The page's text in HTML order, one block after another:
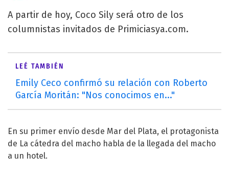
A partir de hoy, Coco Sily será otro de los
columnistas invitados de Primiciasya.com.
LEÉ TAMBIÉN
Emily Ceco confirmó su relación con Roberto
García Moritán: "Nos conocimos en..."
En su primer envío desde Mar del Plata, el protagonista
de La cátedra del macho habla de la llegada del macho
a un hotel.